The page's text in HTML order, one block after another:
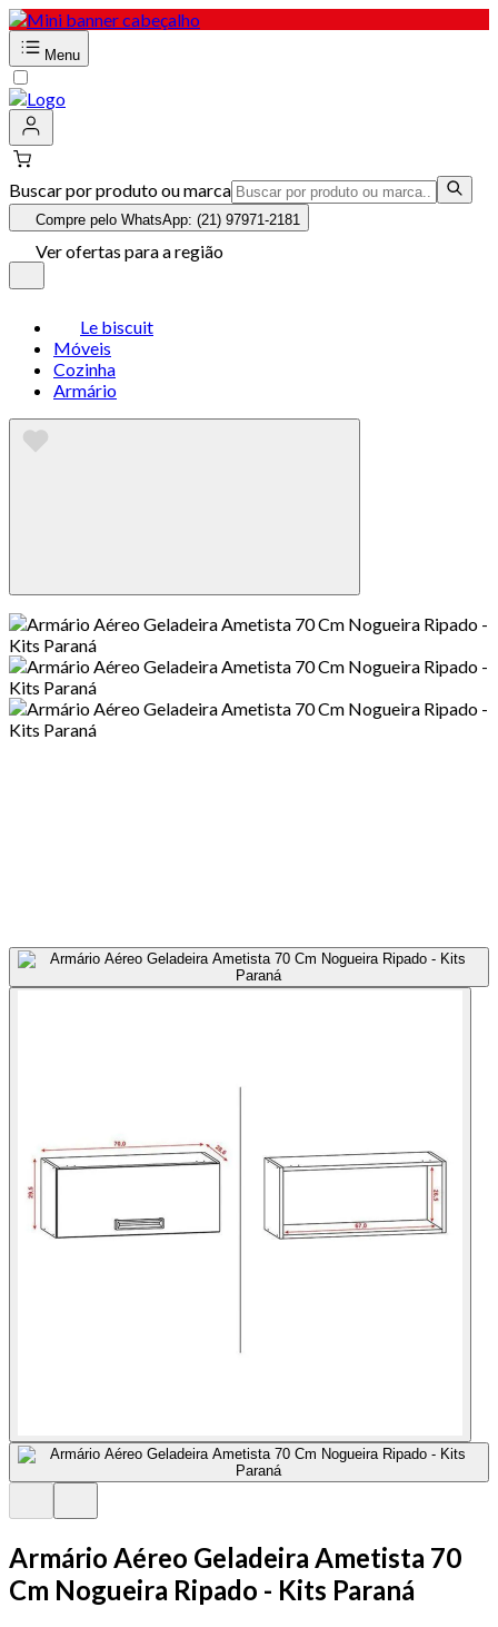
Menu
Buscar por produto ou marca
Compre pelo WhatsApp: (21) 97971-2181
Ver ofertas para a região
Le biscuit
Móveis
Cozinha
Armário
Armário Aéreo Geladeira Ametista 70
Cm Nogueira Ripado - Kits Paraná